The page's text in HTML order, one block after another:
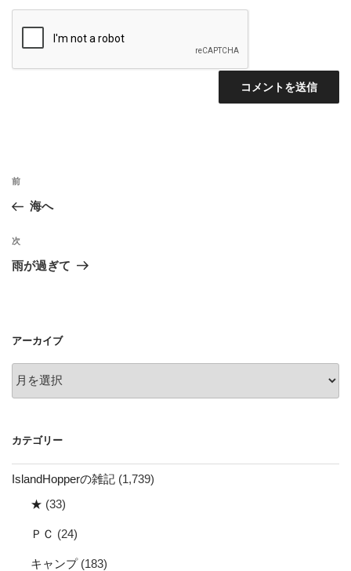
投
ナ
ビ
ゲ
ン
前
の
稿
前
海へ
次
の
次
雨が過ぎて
アーカイブ
ー
ブ
カテゴリー
IslandHopperの雑記 (1,739)
★ (33)
ＰＣ (24)
キャンプ(183)